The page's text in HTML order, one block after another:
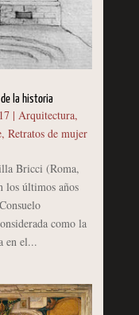
la historia
| Arquitectura,
, Retratos de mujer
Bricci (Roma,
los últimos años
como la
en el...